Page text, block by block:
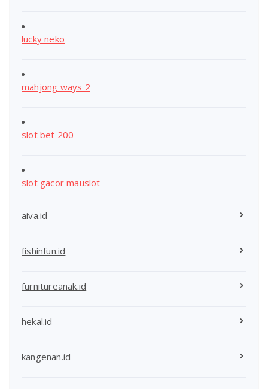
lucky neko
mahjong ways 2
slot bet 200
slot gacor mauslot
aiva.id
fishinfun.id
furnitureanak.id
hekal.id
kangenan.id